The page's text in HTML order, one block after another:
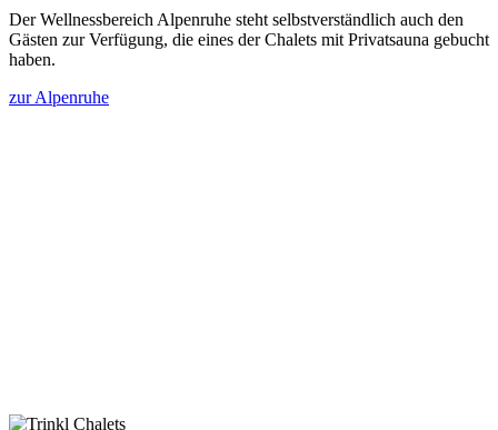
Der Wellnessbereich Alpenruhe steht selbstverständlich auch den
Gästen zur Verfügung, die eines der Chalets mit Privatsauna gebucht
haben.
zur Alpenruhe